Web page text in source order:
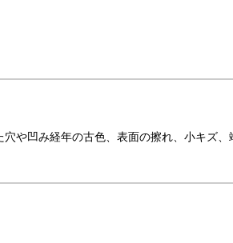
や凹み経年の古色、表面の擦れ、小キズ